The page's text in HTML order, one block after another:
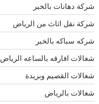
شركة دهانات بالخبر
شركة نقل اثاث من الرياض
شركه سباكه بالخبر
شغالات افارقه بالساعه الرياض
شغالات القصيم وبريدة
شغالات بالرياض